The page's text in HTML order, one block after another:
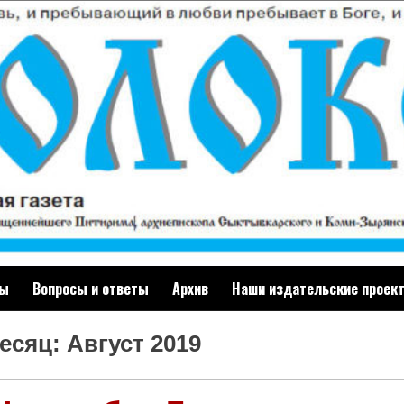
Вопросы и ответы Архив Наши издательские
Август 2019